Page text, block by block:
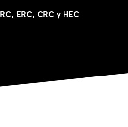
ERC, CRC y HEC